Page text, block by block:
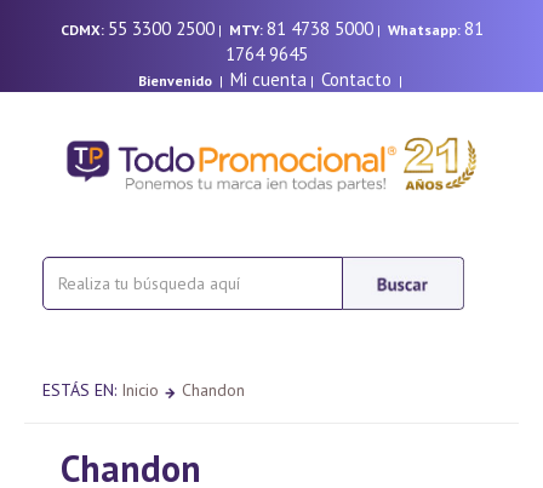
CDMX: 55 3300 2500| MTY: 81 4738 5000| Whatsapp: 81
1764 9645
Bienvenido| Mi cuenta | Contacto |
ESTÁS EN: Inicio Chandon
Chandon